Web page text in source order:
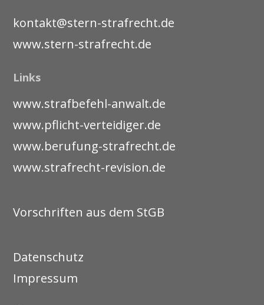
kontakt@stern-strafrecht.de
www.stern-strafrecht.de
Links
www.strafbefehl-anwalt.de
www.pflicht-verteidiger.de
www.berufung-strafrecht.de
www.strafrecht-revision.de
Vorschriften aus dem StGB
Datenschutz
Impressum